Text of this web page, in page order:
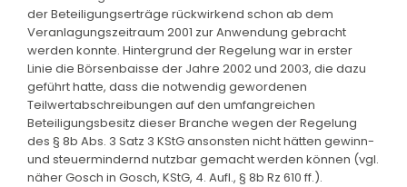
der Beteiligungserträge rückwirkend schon ab dem
Veranlagungszeitraum 2001 zur Anwendung gebracht
werden konnte. Hintergrund der Regelung war in erster
Linie die Börsenbaisse der Jahre 2002 und 2003, die dazu
geführt hatte, dass die notwendig gewordenen
Teilwertabschreibungen auf den umfangreichen
Beteiligungsbesitz dieser Branche wegen der Regelung
des § 8b Abs. 3 Satz 3 KStG ansonsten nicht hätten gewinn-
und steuermindernd nutzbar gemacht werden können (vgl.
näher Gosch in Gosch, KStG, 4. Aufl., § 8b Rz 610 ff.).